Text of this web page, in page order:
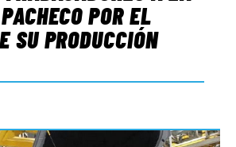
POR EL
SU PRODUCCIÓN